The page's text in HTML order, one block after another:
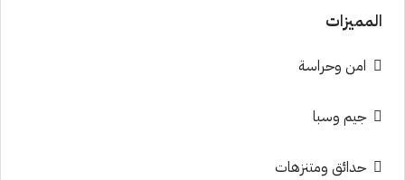
المميزات
امن وحراسة
جيم وسبا
حدائق ومتنزهات